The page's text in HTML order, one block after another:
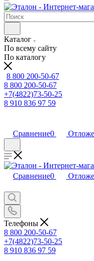
Каталог
По всему сайту
По каталогу
8 800 200-50-67
8 800 200-50-67
+7(4822)73-50-25
8 910 836 97 59
Сравнение0
Сравнение0
Телефоны
8 800 200-50-67
+7(4822)73-50-25
8 910 836 97 59